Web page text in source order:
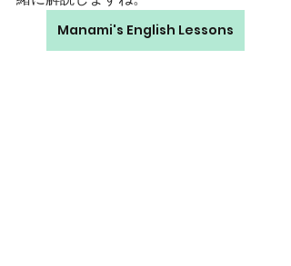
Manami's English Lessons